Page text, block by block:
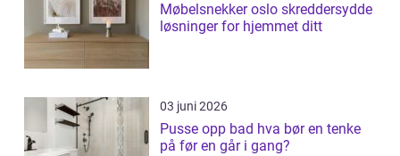
Møbelsnekker oslo skreddersydde
løsninger for hjemmet ditt
03 juni 2026
Pusse opp bad hva bør en tenke
på før en går i gang?